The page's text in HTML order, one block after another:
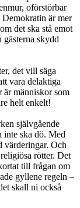
oförstörbar
är mer
det ska stå emot
gästerna skydd
det vill säga
vara delaktiga
är människor som
helt enkelt!
självgående
inte ska dö. Med
värderingar. Och
rötter. Det
till frågan om
gyllene regeln –
skall ni också